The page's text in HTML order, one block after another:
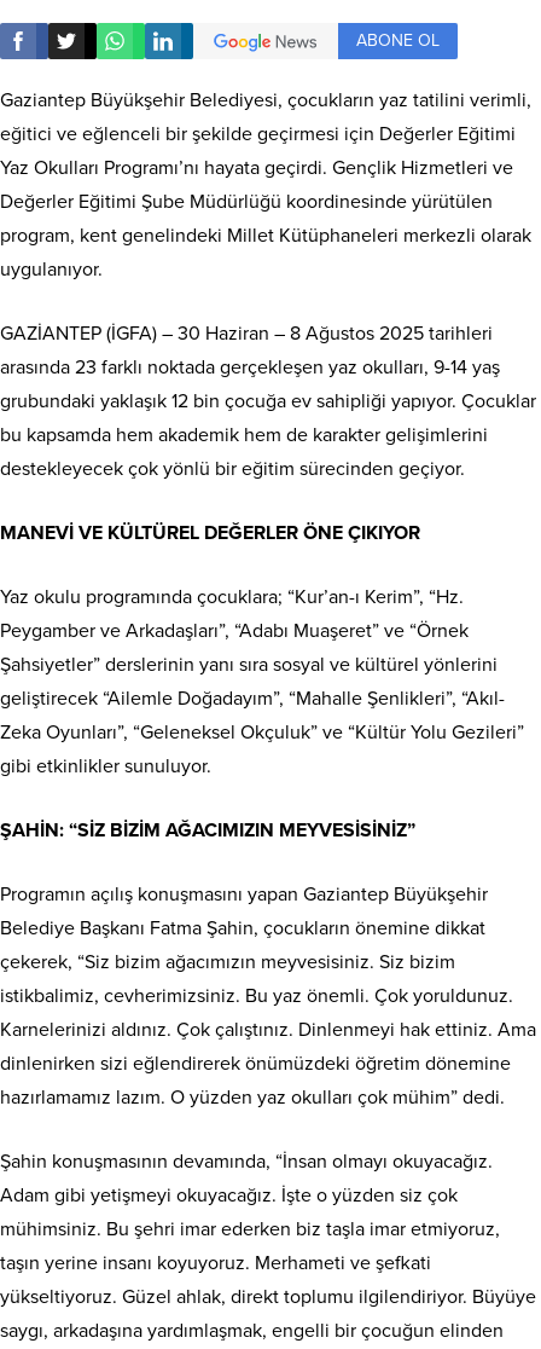
ABONE OL
Gaziantep Büyükşehir Belediyesi, çocukların yaz tatilini verimli,
eğitici ve eğlenceli bir şekilde geçirmesi için Değerler Eğitimi
Yaz Okulları Programı’nı hayata geçirdi. Gençlik Hizmetleri ve
Değerler Eğitimi Şube Müdürlüğü koordinesinde yürütülen
program, kent genelindeki Millet Kütüphaneleri merkezli olarak
uygulanıyor.
GAZİANTEP (İGFA) – 30 Haziran – 8 Ağustos 2025 tarihleri
arasında 23 farklı noktada gerçekleşen yaz okulları, 9-14 yaş
grubundaki yaklaşık 12 bin çocuğa ev sahipliği yapıyor. Çocuklar
bu kapsamda hem akademik hem de karakter gelişimlerini
destekleyecek çok yönlü bir eğitim sürecinden geçiyor.
MANEVİ VE KÜLTÜREL DEĞERLER ÖNE ÇIKIYOR
Yaz okulu programında çocuklara; “Kur’an-ı Kerim”, “Hz.
Peygamber ve Arkadaşları”, “Adabı Muaşeret” ve “Örnek
Şahsiyetler” derslerinin yanı sıra sosyal ve kültürel yönlerini
geliştirecek “Ailemle Doğadayım”, “Mahalle Şenlikleri”, “Akıl-
Zeka Oyunları”, “Geleneksel Okçuluk” ve “Kültür Yolu Gezileri”
gibi etkinlikler sunuluyor.
ŞAHİN: “SİZ BİZİM AĞACIMIZIN MEYVESİSİNİZ”
Programın açılış konuşmasını yapan Gaziantep Büyükşehir
Belediye Başkanı Fatma Şahin, çocukların önemine dikkat
çekerek, “Siz bizim ağacımızın meyvesisiniz. Siz bizim
istikbalimiz, cevherimizsiniz. Bu yaz önemli. Çok yoruldunuz.
Karnelerinizi aldınız. Çok çalıştınız. Dinlenmeyi hak ettiniz. Ama
dinlenirken sizi eğlendirerek önümüzdeki öğretim dönemine
hazırlamamız lazım. O yüzden yaz okulları çok mühim” dedi.
Şahin konuşmasının devamında, “İnsan olmayı okuyacağız.
Adam gibi yetişmeyi okuyacağız. İşte o yüzden siz çok
mühimsiniz. Bu şehri imar ederken biz taşla imar etmiyoruz,
taşın yerine insanı koyuyoruz. Merhameti ve şefkati
yükseltiyoruz. Güzel ahlak, direkt toplumu ilgilendiriyor. Büyüye
saygı, arkadaşına yardımlaşmak, engelli bir çocuğun elinden